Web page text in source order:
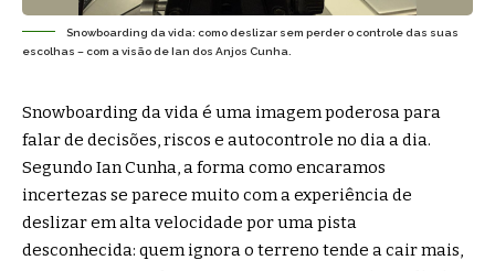
Snowboarding da vida: como deslizar sem perder o controle das suas
escolhas – com a visão de Ian dos Anjos Cunha.
Snowboarding da vida é uma imagem poderosa para
falar de decisões, riscos e autocontrole no dia a dia.
Segundo Ian Cunha, a forma como encaramos
incertezas se parece muito com a experiência de
deslizar em alta velocidade por uma pista
desconhecida: quem ignora o terreno tende a cair mais,